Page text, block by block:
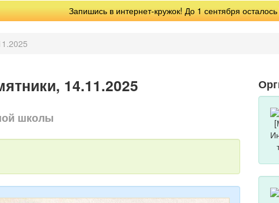
Запишись в интернет-кружок! До 1 сентября осталось
14.11.2025
школы